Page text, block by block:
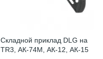
Складной приклад DLG на
TR3, АК-74М, АК-12, АК-15